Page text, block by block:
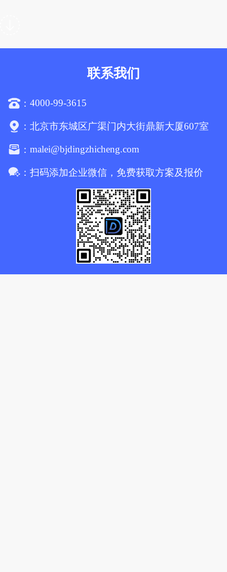
联系我们
：4000-99-3615
：北京市东城区广渠门内大街鼎新大厦607室
：malei@bjdingzhicheng.com
：扫码添加企业微信，免费获取方案及报价